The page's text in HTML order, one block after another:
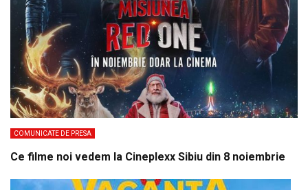
COMUNICATE DE PRESA
Ce filme noi vedem la Cineplexx Sibiu din 8 noiembrie